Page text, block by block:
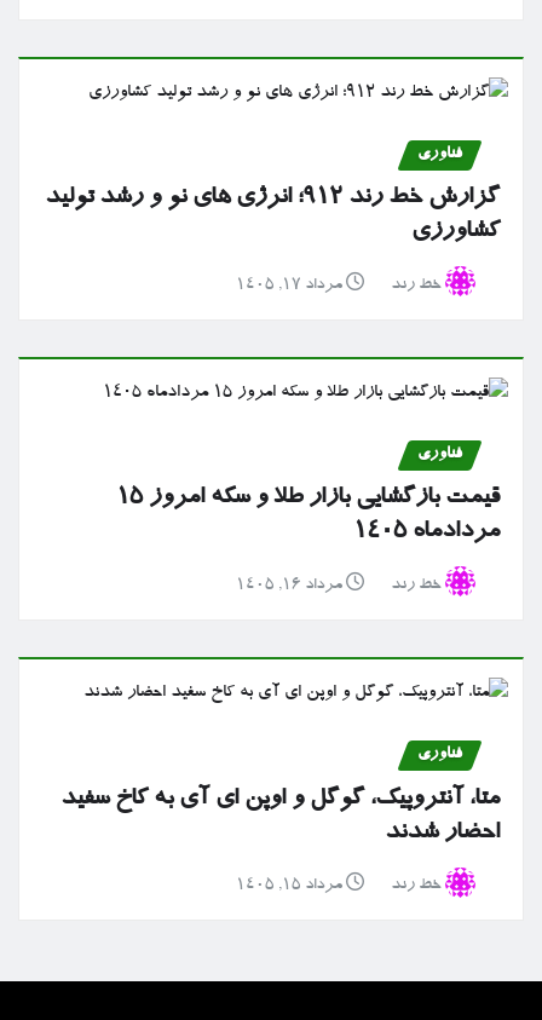
فناوری
گزارش خط رند ۹۱۲؛ انرژی های نو و رشد تولید
کشاورزی
خط رند مرداد ۱۷, ۱۴۰۵
فناوری
قیمت بازگشایی بازار طلا و سکه امروز ۱۵
مردادماه ۱۴۰۵
خط رند مرداد ۱۶, ۱۴۰۵
فناوری
متا، آنتروپیک، گوگل و اوپن ای آی به کاخ سفید
احضار شدند
خط رند مرداد ۱۵, ۱۴۰۵